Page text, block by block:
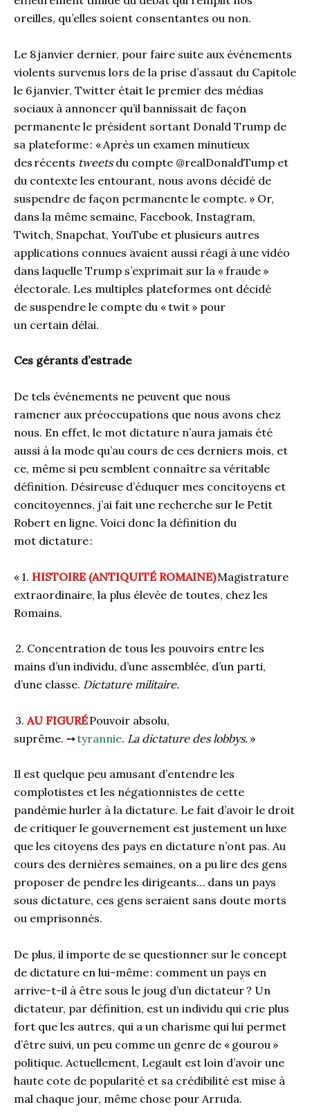
oreilles, qu’elles soient consentantes ou non.
Le 8janvier dernier, pour faire suite aux événements
violents survenus lors de la prise d’assaut du Capitole
le 6janvier, Twitter était le premier des médias
sociaux à annoncer qu’il bannissait de façon
permanente le président sortant Donald Trump de
sa plateforme : « Après un examen minutieux
des récents tweetsdu compte @realDonaldTump et
du contexte les entourant, nous avons décidé de
suspendre de façon permanente le compte. » Or,
dans la même semaine, Facebook, Instagram,
Twitch, Snapchat, YouTube et plusieurs autres
applications connues avaient aussi réagi à une vidéo
dans laquelle Trump s’exprimait sur la «fraude »
électorale. Les multiples plateformes ont décidé
de suspendre le compte du «twit » pour
un certain délai.
Ces gérants d’estrade
De tels événements ne peuvent que nous
ramener aux préoccupations que nous avons chez
nous. En effet, le mot dictature n’aura jamais été
aussi à la mode qu’au cours de ces derniers mois, et
ce, même si peu semblent connaître sa véritable
définition. Désireuse d’éduquer mes concitoyens et
concitoyennes, j’ai fait une recherche sur le Petit
Robert en ligne. Voici donc la définition du
mot dictature :
« 1. HISTOIRE (ANTIQUITÉ ROMAINE)Magistrature
extraordinaire, la plus élevée de toutes, chez les
Romains.
2. Concentration de tous les pouvoirs entre les
mains d’un individu, d’une assemblée, d’un parti,
d’une classe. Dictature militaire.
3. AU FIGURÉPouvoir absolu,
suprême. ➙tyrannie. La dictature des lobbys. »
Il est quelque peu amusant d’entendre les
complotistes et les négationnistes de cette
pandémie hurler à la dictature. Le fait d’avoir le droit
de critiquer le gouvernement est justement un luxe
que les citoyens des pays en dictature n’ont pas. Au
cours des dernières semaines, on a pu lire des gens
proposer de pendre les dirigeants… dans un pays
sous dictature, ces gens seraient sans doute morts
ou emprisonnés.
De plus, il importe de se questionner sur le concept
de dictature en lui-même: comment un pays en
arrive-t-il à être sous le joug d’un dictateur? Un
dictateur, par définition, est un individu qui crie plus
fort que les autres, qui a un charisme qui lui permet
d’être suivi, un peu comme un genre de « gourou »
politique. Actuellement, Legault est loin d’avoir une
haute cote de popularité et sa crédibilité est mise à
mal chaque jour, même chose pour Arruda.